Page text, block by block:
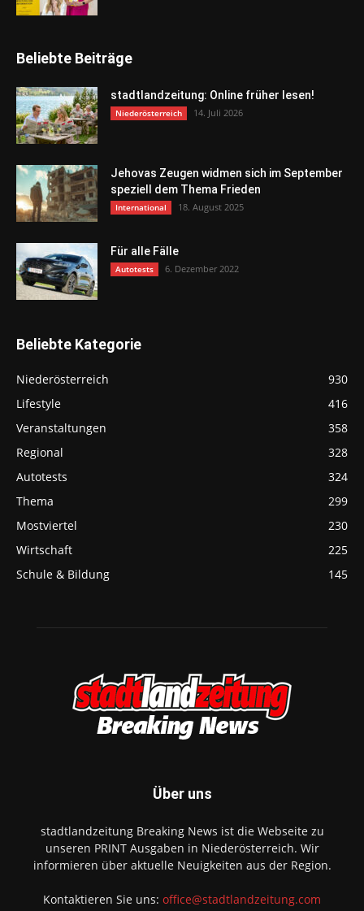
Beliebte Beiträge
stadtlandzeitung: Online früher lesen!
Niederösterreich 14. Juli 2026
Jehovas Zeugen widmen sich im September
speziell dem Thema Frieden
International 18. August 2025
Für alle Fälle
Autotests 6. Dezember 2022
Beliebte Kategorie
Niederösterreich
930
Lifestyle
416
Veranstaltungen
358
Regional
328
Autotests
324
Thema
299
Mostviertel
230
Wirtschaft
225
Schule & Bildung
145
Über uns
stadtlandzeitung Breaking News ist die Webseite zu
unseren PRINT Ausgaben in Niederösterreich. Wir
informieren über aktuelle Neuigkeiten aus der Region.
Kontaktieren Sie uns: office@stadtlandzeitung.com